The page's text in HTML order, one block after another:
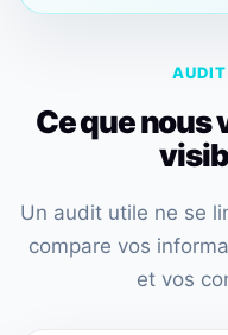
AUDIT
Ce que nous
Un audit utile ne se
compare vos
et vos